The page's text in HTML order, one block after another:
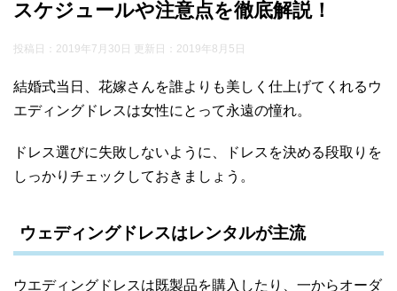
スケジュールや注意点を徹底解説！
投稿日：2019年7月30日 更新日： 2019年8月5日
結婚式当日、花嫁さんを誰よりも美しく仕上げてくれるウ
エディングドレスは女性にとって永遠の憧れ。
ドレス選びに失敗しないように、ドレスを決める段取りを
しっかりチェックしておきましょう。
ウェディングドレスはレンタルが主流
ウエディングドレスは既製品を購入したり、一からオーダ